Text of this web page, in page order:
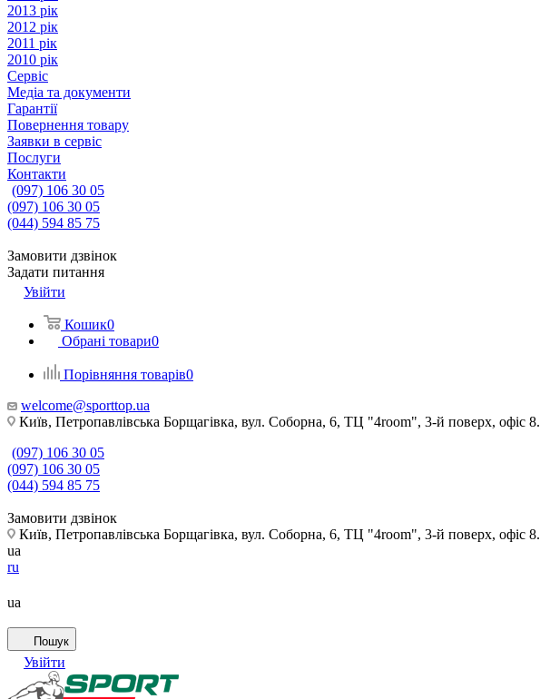
2013 рік
2012 рік
2011 рік
2010 рік
Сервіс
Медіа та документи
Гарантії
Повернення товару
Заявки в сервіс
Послуги
Контакти
(097) 106 30 05
(097) 106 30 05
(044) 594 85 75
Замовити дзвінок
Задати питання
Увійти
Кошик0
Обрані товари0
Порівняння товарів0
welcome@sporttop.ua
Київ, Петропавлівська Борщагівка, вул. Соборна, 6, ТЦ "4room", 3-й поверх, офіс 8.
(097) 106 30 05
(097) 106 30 05
(044) 594 85 75
Замовити дзвінок
Київ, Петропавлівська Борщагівка, вул. Соборна, 6, ТЦ "4room", 3-й поверх, офіс 8.
ua
ru
ua
Пошук
Увійти